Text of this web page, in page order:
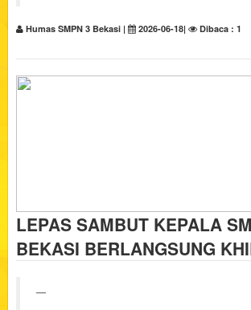
Humas SMPN 3 Bekasi | 2026-06-18| Dibaca : 1
LEPAS SAMBUT KEPALA
BEKASI BERLANGSUNG